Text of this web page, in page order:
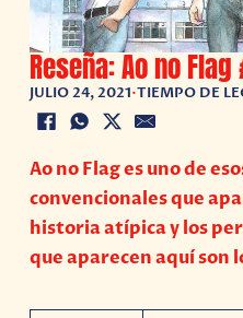
Reseña: Ao no Flag
JULIO 24, 2021•TIEMPO DE
Ao no Flag es uno de
convencionales que
historia atípica y los
que aparecen aquí son